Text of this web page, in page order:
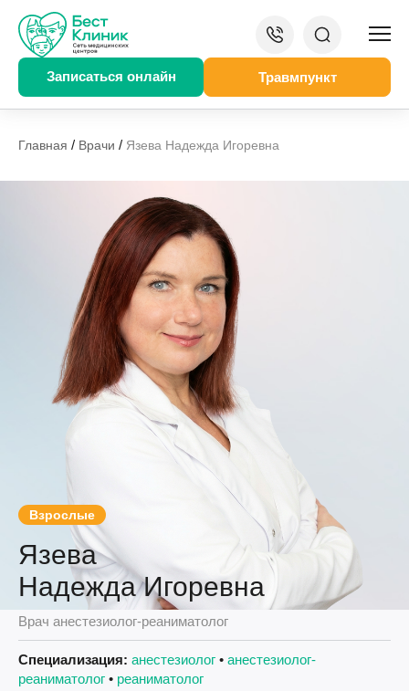
Записаться онлайн Травмпункт
Главная / Врачи / Язева Надежда Игоревна
Взрослые
Язева
Надежда Игоревна
Врач анестезиолог-реаниматолог
Специализация: анестезиолог • анестезиолог-
реаниматолог • реаниматолог